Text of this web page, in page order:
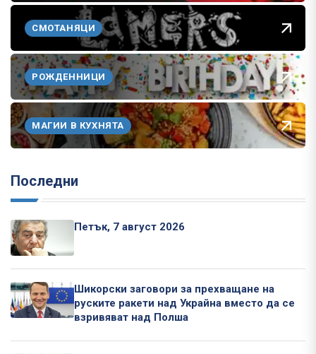
СМОТАНЯЦИ
РОЖДЕННИЦИ
МАГИИ В КУХНЯТА
Последни
Петък, 7 август 2026
Шикорски заговори за прехващане на
руските ракети над Украйна вместо да се
взривяват над Полша